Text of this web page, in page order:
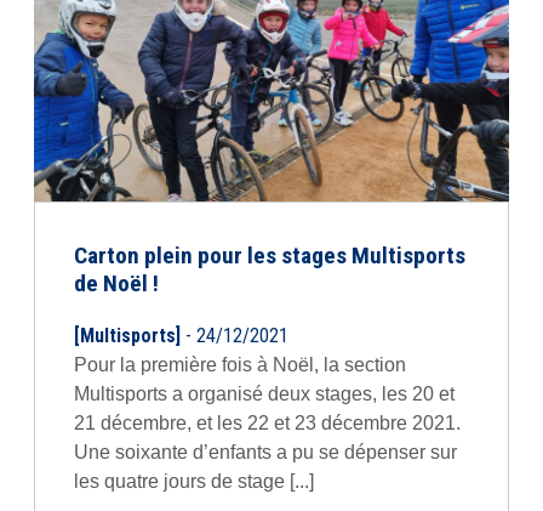
Carton plein pour les stages Multisports
de Noël !
[Multisports] - 24/12/2021
Pour la première fois à Noël, la section
Multisports a organisé deux stages, les 20 et
21 décembre, et les 22 et 23 décembre 2021.
Une soixante d’enfants a pu se dépenser sur
les quatre jours de stage [...]